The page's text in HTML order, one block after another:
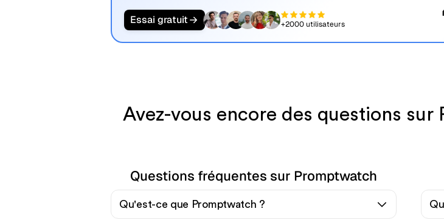
Essai gratuit +2000 utilisateurs
Avez-vous encore des questions
Questions fréquentes sur Promptwatch
Qu'est-ce que Promptwatch ?